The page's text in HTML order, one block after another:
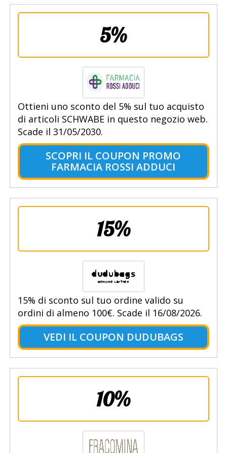
5%
Ottieni uno sconto del 5% sul tuo acquisto
di articoli SCHWABE in questo negozio web.
Scade il 31/05/2030.
SCOPRI IL COUPON PROMO
FARMACIA ROSSI ADDUCI
15%
15% di sconto sul tuo ordine valido su
ordini di almeno 100€. Scade il 16/08/2026.
VEDI IL COUPON DUDUBAGS
10%